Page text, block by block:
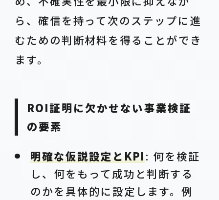
ら、確信を持って次のステップに進
むための判断材料を得ることができ
ます。
ROI証明に欠かせない事業検証
の要素
明確な仮説設定とKPI: 何を検証
し、何をもって成功と判断する
のかを具体的に設定します。例